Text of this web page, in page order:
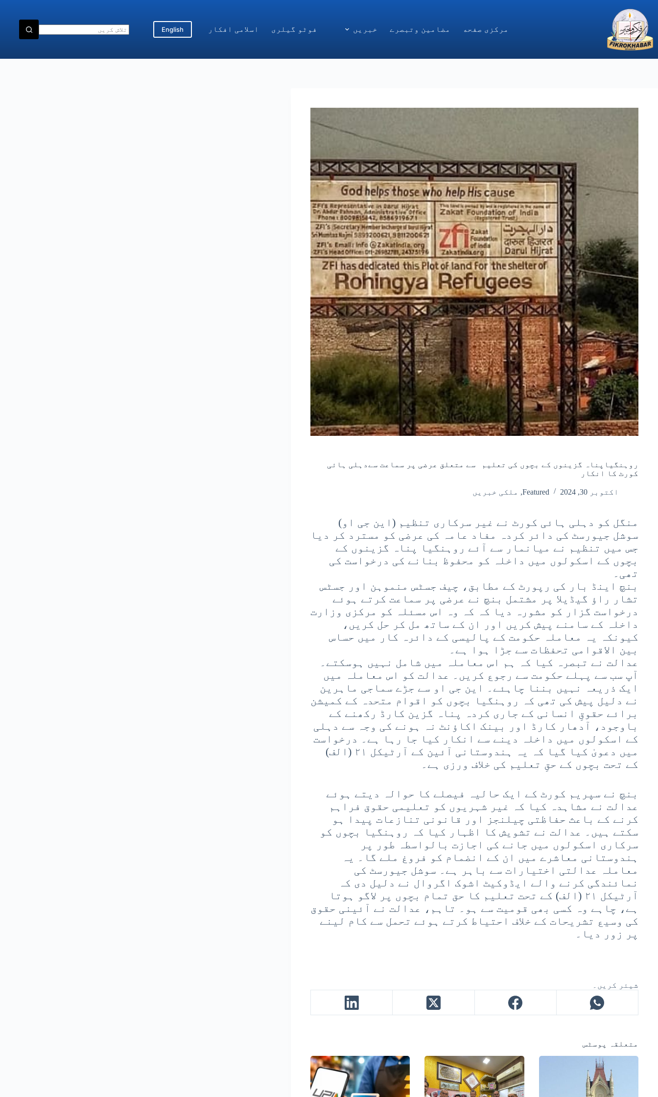
content
مركزى صفحه
مضامین وتبصرے خبریں فوٹو گیلری اسلامی افکار English
روہنگیاپناہ گزینوں کے بچوں کی تعلیم سے متعلق عرضی پر سماعت سےدہلی ہائی
کورٹ کا انکار
اکتوبر 30, 2024 Featured
, ملکی خبریں
منگل کو دہلی ہائی کورٹ نے غیر سرکاری تنظیم (این جی او)
سوشل جیورسٹ کی دائر کردہ مفاد عامہ کی عرضی کو مسترد کر دیا
جس میں تنظیم نے میانمار سے آئے روہنگیا پناہ گزینوں کے
بچوں کے اسکولوں میں داخلہ کو محفوظ بنانے کی درخواست کی
تھی۔
بنچ اینڈ بار کی رپورٹ کے مطابق، چیف جسٹس منموہن اور جسٹس
تشار راؤ گیڈیلا پر مشتمل بنچ نے عرضی پر سماعت کرتے ہوئے
درخواست گزار کو مشورہ دیا کہ کہ وہ اس مسئلہ کو مرکزی وزارت
داخلہ کے سامنے پیش کریں اور ان کے ساتھ مل کر حل کریں،
کیونکہ یہ معاملہ حکومت کے پالیسی کے دائرہ کار میں حساس
بین الاقوامی تحفظات سے جڑا ہوا ہے۔
عدالت نے تبصرہ کیا کہ ہم اس معاملہ میں شامل نہیں ہوسکتے۔
آپ سب سے پہلے حکومت سے رجوع کریں۔ عدالت کو اس معاملہ میں
ایک ذریعہ نہیں بننا چاہئے۔ این جی او سے جڑے سماجی ماہرین
نے دلیل پیش کی تھی کہ روہنگیا بچوں کو اقوام متحدہ کے کمیشن
برائے حقوقِ انسانی کے جاری کردہ پناہ گزین کارڈ رکھنے کے
باوجود، آدھار کارڈ اور بینک اکاؤنٹ نہ ہونے کی وجہ سے دہلی
کے اسکولوں میں داخلہ دینے سے انکار کیا جا رہا ہے۔ درخواست
میں دعویٰ کیا گیا کہ یہ ہندوستانی آئین کے آرٹیکل ۲۱ (الف)
کے تحت بچوں کے حقِ تعلیم کی خلاف ورزی ہے۔
بنچ نے سپریم کورٹ کے ایک حالیہ فیصلے کا حوالہ دیتے ہوئے
عدالت نے مشاہدہ کیا کہ غیر شہریوں کو تعلیمی حقوق فراہم
کرنے کے باعث حفاظتی چیلنجز اور قانونی تنازعات پیدا ہو
سکتے ہیں۔ عدالت نے تشویش کا اظہار کیا کہ روہنگیا بچوں کو
سرکاری اسکولوں میں جانے کی اجازت بالواسطہ طور پر
ہندوستانی معاشرے میں ان کے انضمام کو فروغ ملے گا۔ یہ
معاملہ عدالتی اختیارات سے باہر ہے۔ سوشل جیورسٹ کی
نمائندگی کرنے والے ایڈوکیٹ اشوک اگروال نے دلیل دی کہ
آرٹیکل ۲۱ (الف) کے تحت تعلیم کا حق تمام بچوں پر لاگو ہوتا
ہے، چاہے وہ کسی بھی قومیت سے ہو۔ تاہم، عدالت نے آئینی حقوق
کی وسیع تشریحات کے خلاف احتیاط کرتے ہوئے تحمل سے کام لینے
پر زور دیا۔
شیئر کریں۔
متعلقہ پوسٹس